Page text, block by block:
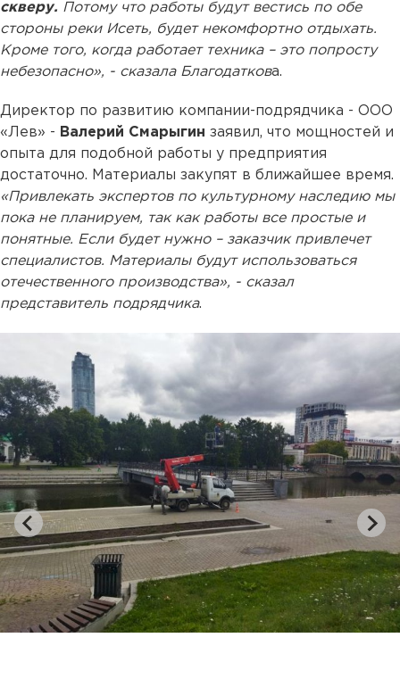
скверу. Потому что работы будут вестись по обе
стороны реки Исеть, будет некомфортно отдыхать.
Кроме того, когда работает техника – это попросту
небезопасно», - сказала Благодаткова.
Директор по развитию компании-подрядчика - ООО
«Лев» - Валерий Смарыгин заявил, что мощностей и
опыта для подобной работы у предприятия
достаточно. Материалы закупят в ближайшее время.
«Привлекать экспертов по культурному наследию мы
пока не планируем, так как работы все простые и
понятные. Если будет нужно – заказчик привлечет
специалистов. Материалы будут использоваться
отечественного производства», - сказал
представитель подрядчика.